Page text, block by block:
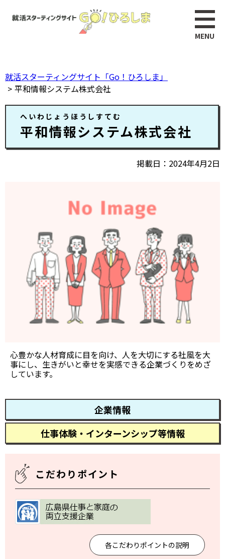
で
す。
就活スターティングサイト「Go！ひろしま」
平和情報システム株式会社
へいわじょうほうしすてむ
平和情報システム株式会社
掲載日 2024年4月2日
心豊かな人材育成に目を向け、人を大切にする社風を大
事にし、生きがいと幸せを実感できる企業づくりをめざ
しています。
企業情報
仕事体験・インターンシップ等情報
こだわりポイント
各こだわりポイントの説明